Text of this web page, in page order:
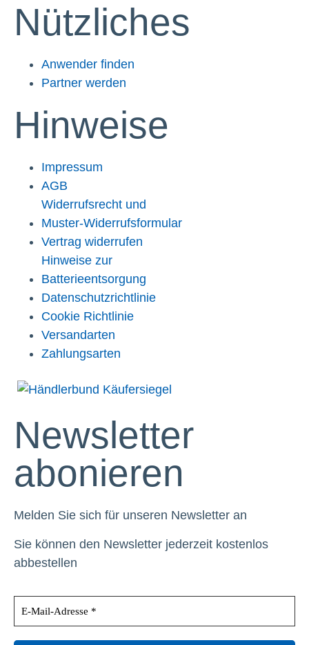
Nützliches
Anwender finden
Partner werden
Hinweise
Impressum
AGB
Widerrufsrecht und
Muster-Widerrufsformular
Vertrag widerrufen
Hinweise zur
Batterieentsorgung
Datenschutzrichtlinie
Cookie Richtlinie
Versandarten
Zahlungsarten
Newsletter
abonieren
Melden Sie sich für unseren Newsletter an
Sie können den Newsletter jederzeit kostenlos
abbestellen